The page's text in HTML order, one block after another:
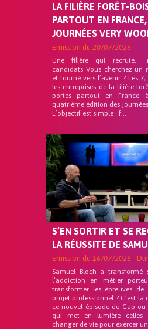
LA FILIÈRE FORÊT-
PARTOUT EN FRANCE,
JOURNÉES VERY
Emission du 20/07/2026
Une filière qui recrute…
candidats Vous cherchez un
et tourné vers l’avenir ? Les
les entreprises de la filière
portes partout en France
quatrième édition des
L’objectif est simple : f...
S’EN SORTIR ET SE
LA RÉUSSITE DE
Emission du 16/07/2026 -
Samuel Bloch a transformé
l’addiction en métier
transformer les épreuves
projet professionnel ? C’est
ce nouvel épisode de Cap ou
qui met en lumière celles
changer de vie pour exercer